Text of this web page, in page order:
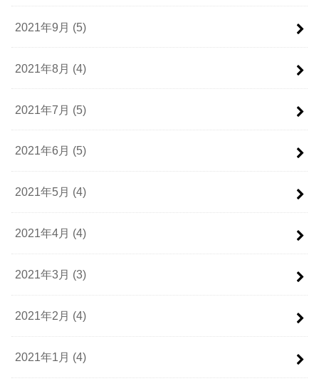
2021年9月 (5)
2021年8月 (4)
2021年7月 (5)
2021年6月 (5)
2021年5月 (4)
2021年4月 (4)
2021年3月 (3)
2021年2月 (4)
2021年1月 (4)